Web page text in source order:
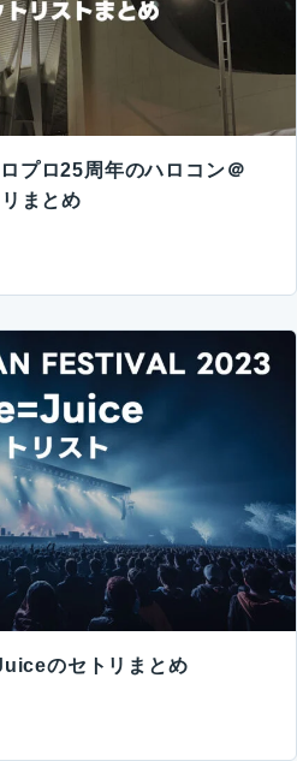
プロ25周年のハロコン＠
まとめ
のセトリまとめ